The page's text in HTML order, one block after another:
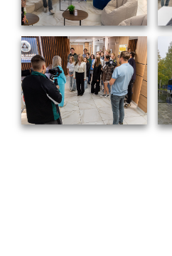
Новости отрасли
Книги
ПОСТАВЩИКАМ
Новости